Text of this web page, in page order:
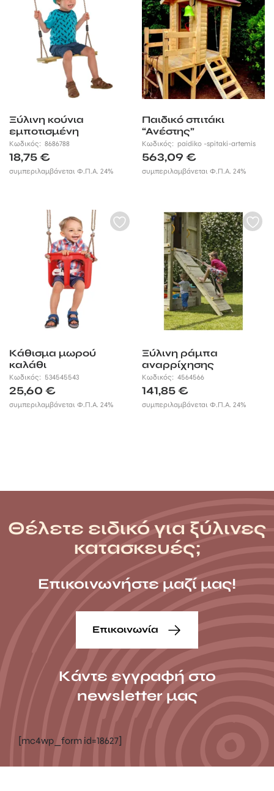
Ξύλινη κούνια
εμποτισμένη
Κωδικός: 8686788
18,75€
συμπεριλαμβάνεται Φ.Π.Α. 24%
Παιδικό σπιτάκι
“Ανέστης”
Κωδικός:paidiko -spitaki-artemis
563,09€
συμπεριλαμβάνεται Φ.Π.Α. 24%
Κάθισμα μωρού
καλάθι
Κωδικός: 534545543
25,60 €
συμπεριλαμβάνεται Φ.Π.Α. 24%
Ξύλινη ράμπα
αναρρίχησης
Κωδικός:4564566
141,85€
συμπεριλαμβάνεται Φ.Π.Α. 24%
Θέλετε ειδικό για ξύλινες
κατασκευές;
Επικοινωνήστε μαζί μας!
Επικοινωνία
Κάντε εγγραφή στο
newsletter μας
[mc4wp_form id=18627]